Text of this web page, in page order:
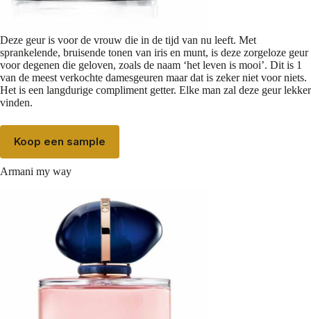
Deze geur is voor de vrouw die in de tijd van nu leeft. Met
sprankelende, bruisende tonen van iris en munt, is deze zorgeloze geur
voor degenen die geloven, zoals de naam ‘het leven is mooi’. Dit is 1
van de meest verkochte damesgeuren maar dat is zeker niet voor niets.
Het is een langdurige compliment getter. Elke man zal deze geur lekker
vinden.
Koop een sample
Armani my way